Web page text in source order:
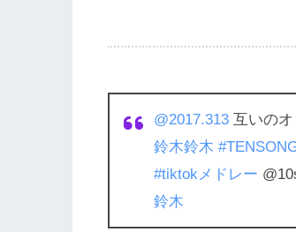
@2017.313 互いのオ
鈴木鈴木
#tiktokメドレー
鈴木